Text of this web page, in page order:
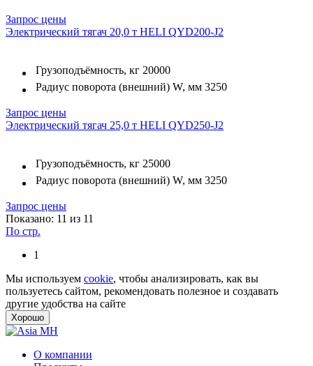
Запрос цены
Электрический тягач 20,0 т HELI QYD200-J2
Грузоподъёмность, кг 20000
Радиус поворота (внешний) W, мм 3250
Запрос цены
Электрический тягач 25,0 т HELI QYD250-J2
Грузоподъёмность, кг 25000
Радиус поворота (внешний) W, мм 3250
Запрос цены
Показано: 11 из 11
По стр.
1
Мы используем cookie, чтобы анализировать, как вы
пользуетесь сайтом, рекомендовать полезное и создавать
другие удобства на сайте
Хорошо
О компании